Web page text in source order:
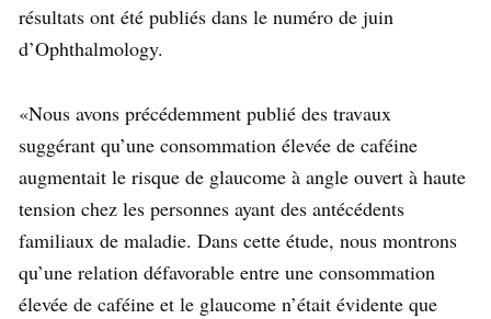
résultats ont été publiés dans le numéro de juin
d’Ophthalmology.
«Nous avons précédemment publié des travaux
suggérant qu’une consommation élevée de caféine
augmentait le risque de glaucome à angle ouvert à haute
tension chez les personnes ayant des antécédents
familiaux de maladie. Dans cette étude, nous montrons
qu’une relation défavorable entre une consommation
élevée de caféine et le glaucome n’était évidente que